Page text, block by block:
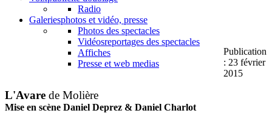
Radio
Galeriesphotos et vidéo, presse
Photos des spectacles
Vidéosreportages des spectacles
Affiches
Presse et web medias
Publication
: 23 février
2015
L'Avare de Molière
Mise en scène Daniel Deprez & Daniel Charlot